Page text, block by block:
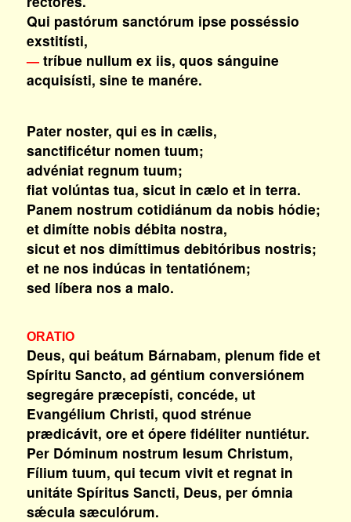
Qui pastórum sanctórum ipse posséssio
exstitísti,
—tríbue nullum ex iis, quos sánguine
acquisísti, sine te manére.
Pater noster, qui es in cælis,
sanctificétur nomen tuum;
advéniat regnum tuum;
fiat volúntas tua, sicut in cælo et in terra.
Panem nostrum cotidiánum da nobis hódie;
et dimítte nobis débita nostra,
sicut et nos dimíttimus debitóribus nostris;
et ne nos indúcas in tentatiónem;
sed líbera nos a malo.
ORATIO
Deus, qui beátum Bárnabam, plenum fide et
Spíritu Sancto, ad géntium conversiónem
segregáre præcepísti, concéde, ut
Evangélium Christi, quod strénue
prædicávit, ore et ópere fidéliter nuntiétur.
Per Dóminum nostrum Iesum Christum,
Fílium tuum, qui tecum vivit et regnat in
unitáte Spíritus Sancti, Deus, per ómnia
sǽcula sæculórum.